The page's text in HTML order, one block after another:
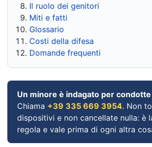
Il ruolo dei genitori
Miti e fatti
Glossario
Costi della difesa
Domande frequenti
Un minore è indagato per
Chiama +39 335 669 3954. Non
dispositivi e non cancellate nulla: è
regola e vale prima di ogni altra